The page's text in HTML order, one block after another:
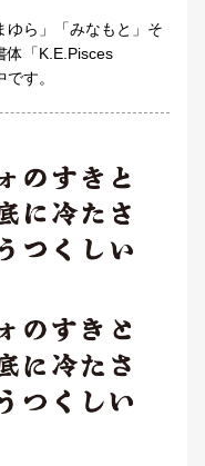
ゆら」「みなもと」そ
体「K.E.Pisces
す。